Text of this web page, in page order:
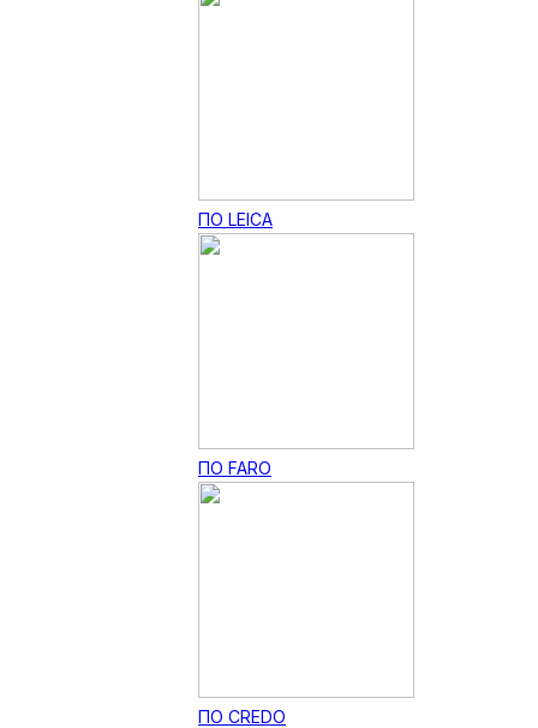
ПО LEICA
ПО FARO
ПО CREDO